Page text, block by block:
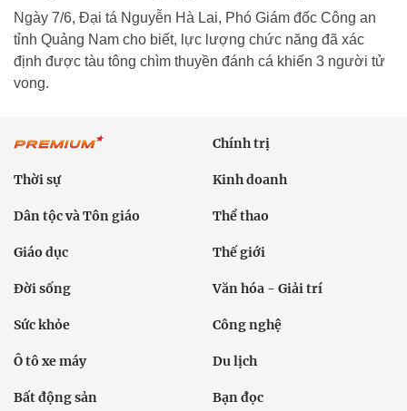
Ngày 7/6, Đại tá Nguyễn Hà Lai, Phó Giám đốc Công an
tỉnh Quảng Nam cho biết, lực lượng chức năng đã xác
định được tàu tông chìm thuyền đánh cá khiến 3 người tử
vong.
Chính trị
Thời sự Kinh doanh
Dân tộc và Tôn giáo Thể thao
Giáo dục Thế giới
Đời sống Văn hóa - Giải trí
Sức khỏe Công nghệ
Ô tô xe máy Du lịch
Bất động sản Bạn đọc